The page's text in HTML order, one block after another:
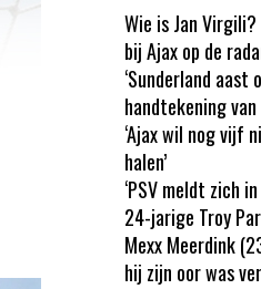
Wie is Jan
bij Ajax op de
‘Sunderland aast
handtekening van
‘Ajax wil nog vijf
halen’
‘PSV meldt zich
24-jarige Troy
Mexx Meerdink
hij zijn oor was